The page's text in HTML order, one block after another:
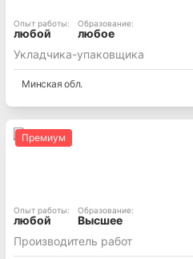
Опыт работы:
любой
Образование:
любое
Укладчика-упаковщика
Минская обл.
Премиум
Опыт работы:
любой
Образование:
Высшее
Производитель работ